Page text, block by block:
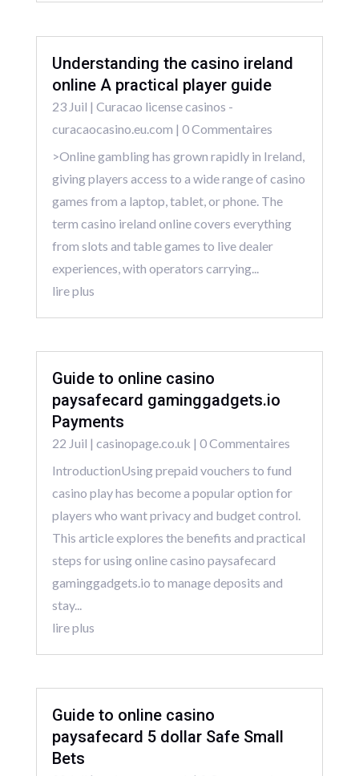
Understanding the casino ireland
online A practical player guide
23 Juil | Curacao license casinos -
curacaocasino.eu.com | 0 Commentaires
>Online gambling has grown rapidly in Ireland,
giving players access to a wide range of casino
games from a laptop, tablet, or phone. The
term casino ireland online covers everything
from slots and table games to live dealer
experiences, with operators carrying...
lire plus
Guide to online casino
paysafecard gaminggadgets.io
Payments
22 Juil | casinopage.co.uk | 0 Commentaires
IntroductionUsing prepaid vouchers to fund
casino play has become a popular option for
players who want privacy and budget control.
This article explores the benefits and practical
steps for using online casino paysafecard
gaminggadgets.io to manage deposits and
stay...
lire plus
Guide to online casino
paysafecard 5 dollar Safe Small
Bets